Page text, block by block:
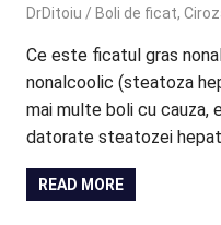
June 20, 2024
DrDitoiu Boli de ficat,
Ce este ficatul gras
nonalcoolic (steatoza
mai multe boli cu
datorate steatozei
READ MORE